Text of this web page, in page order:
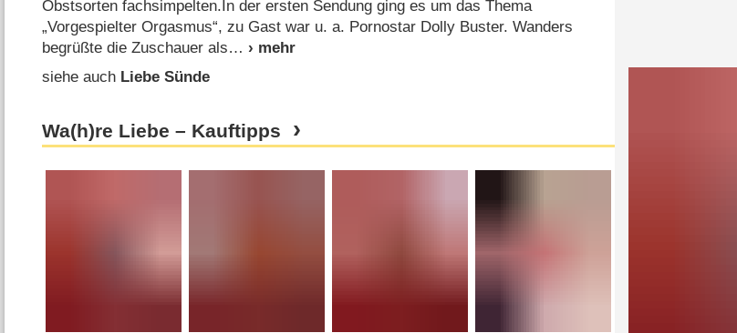
Obstsorten fachsimpelten.In der ersten Sendung ging es um das Thema
„Vorgespielter Orgasmus“, zu Gast war u. a. Pornostar Dolly Buster. Wanders
begrüßte die Zuschauer als
siehe auch Liebe Sünde
Wa(h)re Liebe – Kauftipps